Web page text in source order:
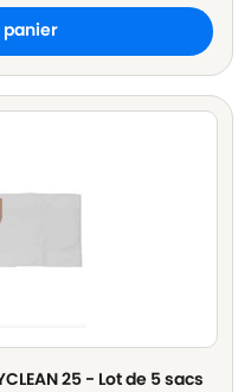
panier
25 - Lot de 5 sacs